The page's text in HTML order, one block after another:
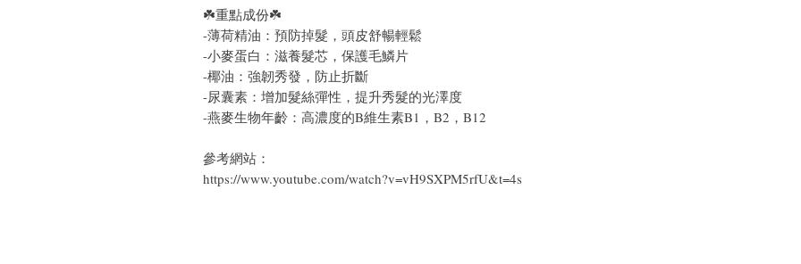
☘️重點成份☘️
-薄荷精油：預防掉髮，頭皮舒暢輕鬆
-小麥蛋白：滋養髮芯，保護毛鱗片
-椰油：強韌秀發，防止折斷
-尿囊素：增加髮絲彈性，提升秀髮的光澤度
-燕麥生物年齡：高濃度的B維生素B1，B2，B12
參考網站：
https://www.youtube.com/watch?v=vH9SXPM5rfU&t=4s